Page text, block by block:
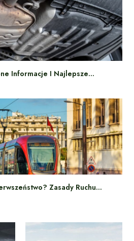
Informacje I Najlepsze…
Zasady Ruchu…